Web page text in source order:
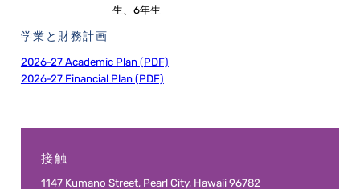
生、6年生
学業と財務計画
2026-27 Academic Plan (PDF)
2026-27 Financial Plan (PDF)
接触
1147 Kumano Street, Pearl City, Hawaii 96782